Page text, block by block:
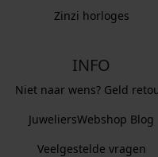
Zinzi horloges
INFO
Niet naar wens? Geld
JuweliersWebshop Blog
Veelgestelde vragen